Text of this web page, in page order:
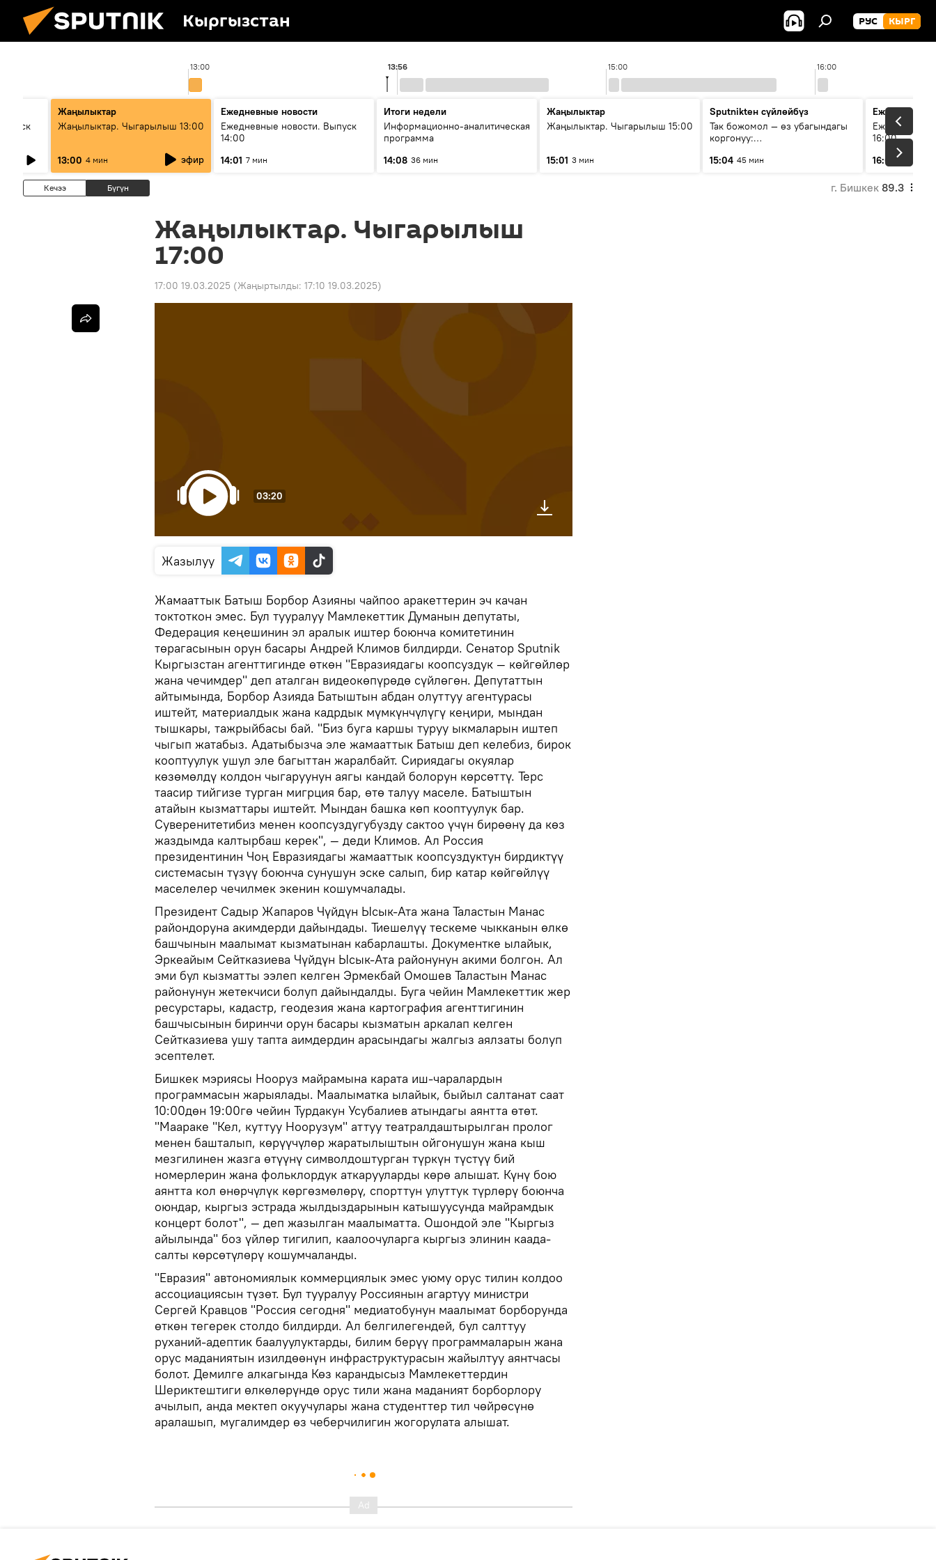
Кыргызстан РУС КЫРГ
13:00 15:00 16:00
13:56
Жаңылыктар
Жаңылыктар. Чыгарылыш 13:00
13:00 4 мин эфир
Ежедневные новости
Ежедневные новости. Выпуск
14:00
14:01 7 мин
Итоги недели
Информационно-аналитическая
программа
14:08 36 мин
Жаңылыктар
Жаңылыктар. Чыгарылыш 15:00
15:01 3 мин
Sputnikteн сүйлөйбүз
Так божомол — өз убагындагы
коргонуу:
кантип өркүндөтүлүүдө
15:04 45 мин
Ежедневные
Ежедневные
16:00
16:01
3 мин
Кечээ Бүгүн г. Бишкек 89.3
Жаңылыктар. Чыгарылыш
17:00
17:00 19.03.2025 (Жаңыртылды: 17:10 19.03.2025)
03:20
Жазылуу
Жамааттык Батыш Борбор Азияны чайпоо аракеттерин эч качан
токтоткон эмес. Бул тууралуу Мамлекеттик Думанын депутаты,
Федерация кеңешинин эл аралык иштер боюнча комитетинин
төрагасынын орун басары Андрей Климов билдирди. Сенатор Sputnik
Кыргызстан агенттигинде өткөн "Евразиядагы коопсуздук — көйгөйлөр
жана чечимдер" деп аталган видеокөпүрөдө сүйлөгөн. Депутаттын
айтымында, Борбор Азияда Батыштын абдан олуттуу агентурасы
иштейт, материалдык жана кадрдык мүмкүнчүлүгү кеңири, мындан
тышкары, тажрыйбасы бай. "Биз буга каршы туруу ыкмаларын иштеп
чыгып жатабыз. Адатыбызча эле жамааттык Батыш деп келебиз, бирок
кооптуулук ушул эле багыттан жаралбайт. Сириядагы окуялар
көзөмөлдү колдон чыгаруунун аягы кандай болорун көрсөттү. Терс
таасир тийгизе турган мигрция бар, өтө талуу маселе. Батыштын
атайын кызматтары иштейт. Мындан башка көп кооптуулук бар.
Суверенитетибиз менен коопсуздугубузду сактоо үчүн бирөөнү да көз
жаздымда калтырбаш керек", — деди Климов. Ал Россия
президентинин Чоң Евразиядагы жамааттык коопсуздуктун бирдиктүү
системасын түзүү боюнча сунушун эске салып, бир катар көйгөйлүү
маселелер чечилмек экенин кошумчалады.
Президент Садыр Жапаров Чүйдүн Ысык-Ата жана Таластын Манас
райондоруна акимдерди дайындады. Тиешелүү тескеме чыкканын өлкө
башчынын маалымат кызматынан кабарлашты. Документке ылайык,
Эркеайым Сейтказиева Чүйдүн Ысык-Ата районунун акими болгон. Ал
эми бул кызматты ээлеп келген Эрмекбай Омошев Таластын Манас
районунун жетекчиси болуп дайындалды. Буга чейин Мамлекеттик жер
ресурстары, кадастр, геодезия жана картография агенттигинин
башчысынын биринчи орун басары кызматын аркалап келген
Сейтказиева ушу тапта аимдердин арасындагы жалгыз аялзаты болуп
эсептелет.
Бишкек мэриясы Нооруз майрамына карата иш-чаралардын
программасын жарыялады. Маалыматка ылайык, быйыл салтанат саат
10:00дөн 19:00гө чейин Турдакун Усубалиев атындагы аянтта өтөт.
"Маараке "Кел, куттуу Ноорузум" аттуу театралдаштырылган пролог
менен башталып, көрүүчүлөр жаратылыштын ойгонушун жана кыш
мезгилинен жазга өтүүнү символдоштурган түркүн түстүү бий
номерлерин жана фольклордук аткарууларды көрө алышат. Күнү бою
аянтта кол өнөрчүлүк көргөзмөлөрү, спорттун улуттук түрлөрү боюнча
оюндар, кыргыз эстрада жылдыздарынын катышуусунда майрамдык
концерт болот", — деп жазылган маалыматта. Ошондой эле "Кыргыз
айылында" боз үйлөр тигилип, каалоочуларга кыргыз элинин каада-
салты көрсөтүлөрү кошумчаланды.
"Евразия" автономиялык коммерциялык эмес уюму орус тилин колдоо
ассоциациясын түзөт. Бул тууралуу Россиянын агартуу министри
Сергей Кравцов "Россия сегодня" медиатобунун маалымат борборунда
өткөн тегерек столдо билдирди. Ал белгилегендей, бул салттуу
руханий-адептик баалуулуктарды, билим берүү программаларын жана
орус маданиятын изилдөөнүн инфраструктурасын жайылтуу аянтчасы
болот. Демилге алкагында Көз карандысыз Мамлекеттердин
Шериктештиги өлкөлөрүндө орус тили жана маданият борборлору
ачылып, анда мектеп окуучулары жана студенттер тил чөйрөсүнө
аралашып, мугалимдер өз чеберчилигин жогорулата алышат.